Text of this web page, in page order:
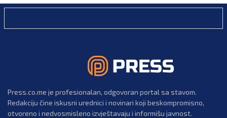
Press.co.me je profesionalan, odgovoran portal sa stavom.
Redakciju čine iskusni urednici i novinari koji beskompromisno,
otvoreno i nedvosmisleno izvještavaju i informišu javnost.